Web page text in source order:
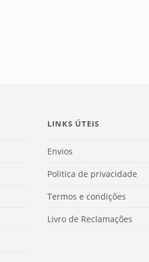
LINKS ÚTEIS
Envios
Politica de privacidade
Termos e condições
Livro de Reclamações